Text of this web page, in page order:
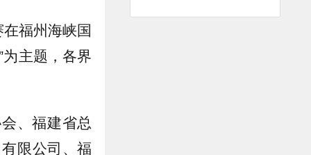
福州海峡国
为主题，各界
、福建省总
限公司、福